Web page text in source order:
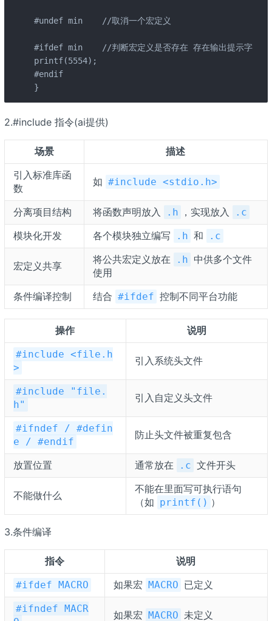
#undef min    //取消一个宏定义
#ifdef min    //判断宏定义是否存在 存在输出提示字
printf(5554);
#endif
}
2.#include 指令(ai提供)
场景
描述
引入标准库函
数
如 #include <stdio.h>
分离项目结构 将函数声明放入 .h ，实现放入 .c
模块化开发 各个模块独立编写 .h 和 .c
宏定义共享
将公共宏定义放在 .h 中供多个文件
使用
条件编译控制
结合 #ifdef 控制不同平台功能
操作 说明
#include <file.h
>
引入系统头文件
#include "file.
h"
引入自定义头文件
#ifndef / #defin
e / #endif
防止头文件被重复包含
放置位置 通常放在 .c 文件开头
不能做什么
不能在里面写可执行语句
（如 printf() ）
3.条件编译
指令 说明
#ifdef MACRO 如果宏 MACRO 已定义
#ifndef MACR
如果宏 MACRO 未定义